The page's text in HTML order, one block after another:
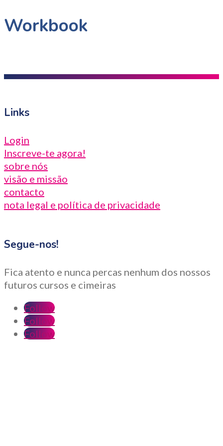
Workbook
Links
Login
Inscreve-te agora!
sobre nós
visão e missão
contacto
nota legal e política de privacidade
Segue-nos!
Fica atento e nunca percas nenhum dos nossos
futuros cursos e cimeiras
Follow
Follow
Follow